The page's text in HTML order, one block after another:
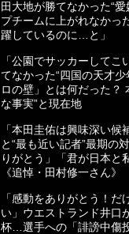
田大地が勝てなかった“
プチームに上がれなかっ
躍しているのに…と」
「公園でサッカーしてこ
てなかった“四国の天才
ロの壁」とは何だった？
な事実”と現在地
「本田圭佑は興味深い
と“最も近い記者”最期の
りがとう」「君が日本と
《追悼・田村修一さん》
「感動をありがとう！だ
い」ウエストランド井口
杯…選手への「誹謗中傷